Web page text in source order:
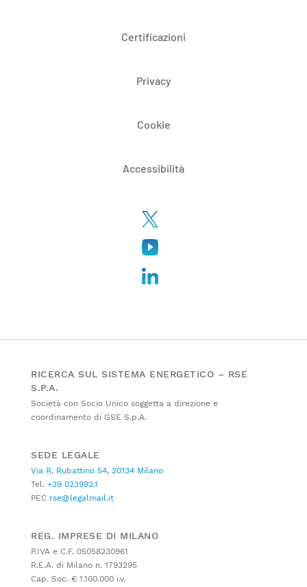
Certificazioni
Privacy
Cookie
Accessibilità
RICERCA SUL SISTEMA ENERGETICO – RSE
S.P.A.
Società con Socio Unico soggetta a direzione e
coordinamento di GSE S.p.A.
SEDE LEGALE
Via R. Rubattino 54, 20134 Milano
Tel. +39 023992.1
PEC rse@legalmail.it
REG. IMPRESE DI MILANO
P.IVA e C.F. 05058230961
R.E.A. di Milano n. 1793295
Cap. Soc. € 1.100.000 i.v.